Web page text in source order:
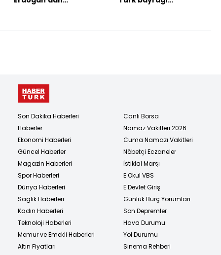
ağırıdır, DEM Parti
Son Dakika Haberleri
Haberler
Ekonomi Haberleri
Güncel Haberler
Magazin Haberleri
Spor Haberleri
Dünya Haberleri
Sağlık Haberleri
Kadın Haberleri
Teknoloji Haberleri
Memur ve Emekli Haberleri
Altın Fiyatları
Canlı Borsa
Namaz Vakitleri 2026
Cuma Namazı Vakitleri
Nöbetçi Eczaneler
İstiklal Marşı
E Okul VBS
E Devlet Giriş
Günlük Burç Yorumları
Son Depremler
Hava Durumu
Yol Durumu
Sinema Rehberi